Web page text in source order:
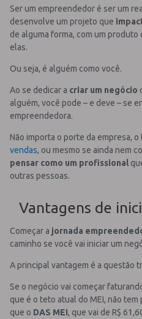
Ser um empreendedor é ser um
desenvolve um projeto que
de alguma forma, com um
elas.
Ou seja, é alguém como você.
Ao se dedicar a criar um negócio
alguém, você pode – e deve – se
empreendedora.
Não importa o porte da empresa,
vendas, ou mesmo se ainda nem
pensar como um profissional
outras pessoas.
Vantagens de
Começar a jornada
caminho se você vai iniciar um
A principal vantagem é a questão
Se o negócio vai começar
que é o teto atual do MEI, não
que o DAS MEI, que vai de R$